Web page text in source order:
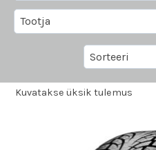
Kuvatakse üksik tulemus